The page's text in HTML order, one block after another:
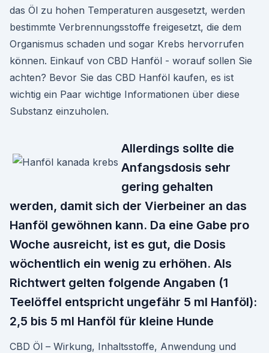
das Öl zu hohen Temperaturen ausgesetzt, werden
bestimmte Verbrennungsstoffe freigesetzt, die dem
Organismus schaden und sogar Krebs hervorrufen
können. Einkauf von CBD Hanföl - worauf sollen Sie
achten? Bevor Sie das CBD Hanföl kaufen, es ist
wichtig ein Paar wichtige Informationen über diese
Substanz einzuholen.
Allerdings sollte die
Anfangsdosis sehr
gering gehalten
werden, damit sich der Vierbeiner an das
Hanföl gewöhnen kann. Da eine Gabe pro
Woche ausreicht, ist es gut, die Dosis
wöchentlich ein wenig zu erhöhen. Als
Richtwert gelten folgende Angaben (1
Teelöffel entspricht ungefähr 5 ml Hanföl):
2,5 bis 5 ml Hanföl für kleine Hunde
CBD Öl – Wirkung, Inhaltsstoffe, Anwendung und